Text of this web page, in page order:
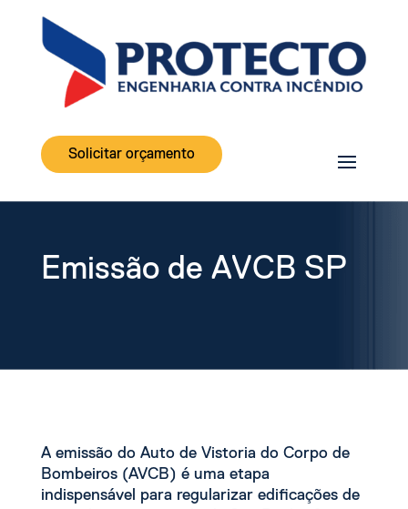
Solicitar orçamento
Emissão de AVCB SP
A emissão do Auto de Vistoria do Corpo de
Bombeiros (AVCB) é uma etapa
indispensável para regularizar edificações de